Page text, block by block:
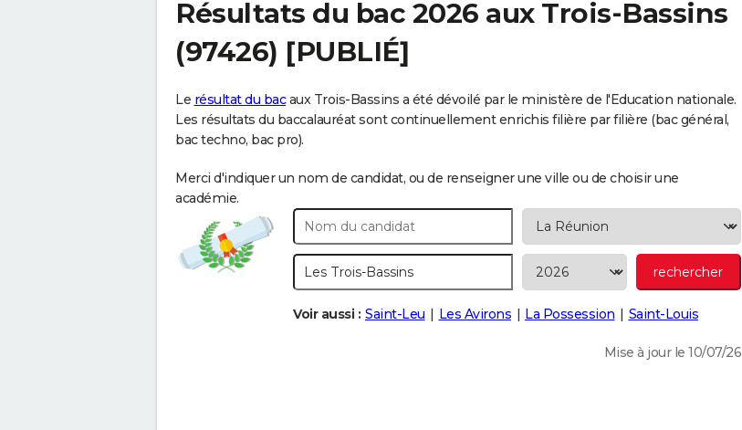
Résultats du bac 2026 aux Trois-Bassins
(97426) [PUBLIÉ]
Le résultat du bacaux Trois-Bassins a été dévoilé par le ministère de l'Education nationale.
Les résultats du baccalauréat sont continuellement enrichis filière par filière (bac général,
bac techno, bac pro).
Merci d'indiquer un nom de candidat, ou de renseigner une ville ou de choisir une
académie.
Voir aussi : Saint-Leu Les Avirons La Possession Saint-Louis
Mise à jour le 10/07/26